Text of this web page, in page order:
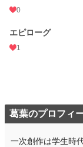
0
エピローグ
1
葛葉のプロフィ
一次創作は学生時